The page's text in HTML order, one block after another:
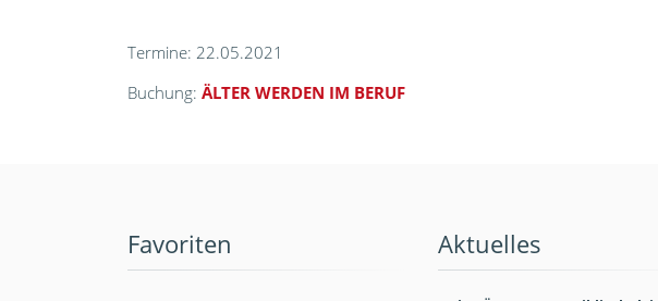
Termine: 22.05.2021
Buchung: ÄLTER WERDEN IM BERUF
Favoriten Aktuelles